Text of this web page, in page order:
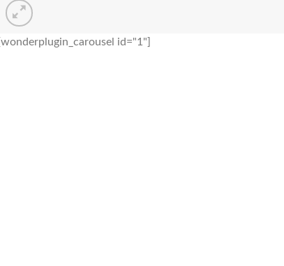
[wonderplugin_carousel id="1"]